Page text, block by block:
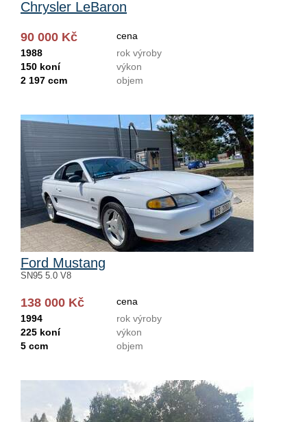
Chrysler LeBaron
90 000 Kč
cena
1988
rok výroby
150 koní
výkon
2 197 ccm
objem
Ford Mustang
SN95 5.0 V8
138 000 Kč
cena
1994
rok výroby
225 koní
výkon
5 ccm
objem